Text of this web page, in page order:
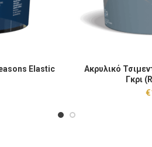
Elastic Λευκό 9L ποσότητα
ΚΑΛΆΘΙElastic
Ακρυλικό
Ακρυλικό
Γκρι
€